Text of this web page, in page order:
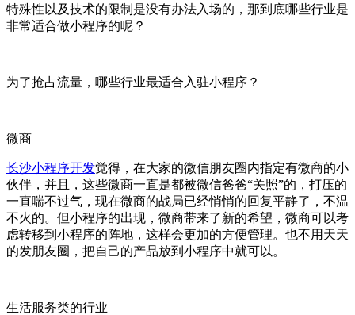
特殊性以及技术的限制是没有办法入场的，那到底哪些行业是
非常适合做小程序的呢？
为了抢占流量，哪些行业最适合入驻小程序？
微商
长沙小程序开发觉得，在大家的微信朋友圈内指定有微商的小
伙伴，并且，这些微商一直是都被微信爸爸“关照”的，打压的
一直喘不过气，现在微商的战局已经悄悄的回复平静了，不温
不火的。但小程序的出现，微商带来了新的希望，微商可以考
虑转移到小程序的阵地，这样会更加的方便管理。也不用天天
的发朋友圈，把自己的产品放到小程序中就可以。
生活服务类的行业